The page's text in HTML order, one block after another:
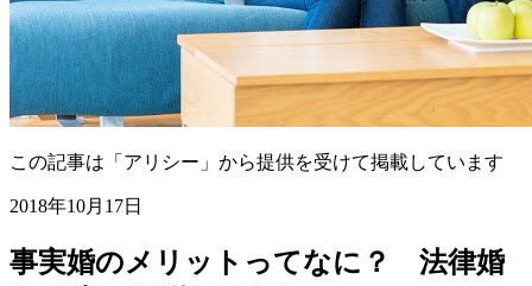
この記事は「アリシー」から提供を受けて掲載しています
2018年10月17日
事実婚のメリットってなに？ 法律婚